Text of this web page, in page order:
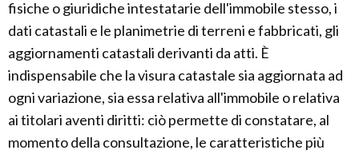
fisiche o giuridiche intestatarie dell'immobile stesso, i
dati catastali e le planimetrie di terreni e fabbricati, gli
aggiornamenti catastali derivanti da atti. È
indispensabile che la visura catastale sia aggiornata ad
ogni variazione, sia essa relativa all'immobile o relativa
ai titolari aventi diritti: ciò permette di constatare, al
momento della consultazione, le caratteristiche più